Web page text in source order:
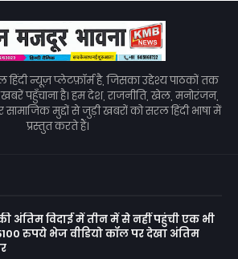
हिंदी न्यूज़ प्लेटफ़ॉर्म है, जिसका उद्देश्य पाठकों तक
पहुँचाना है। हम देश, राजनीति, खेल, मनोरंजन,
मुद्दों से जुड़ी खबरों को सरल हिंदी भाषा में
प्रस्तुत करते हैं।
अंतिम विदाई में तीन में से नहीं पहुंची एक भी
रुपये भेज वीडियो कॉल पर देखा अंतिम